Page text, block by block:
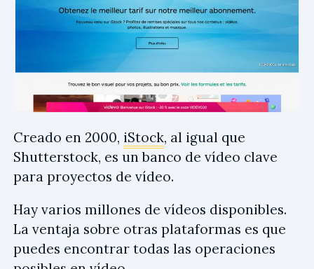
Creado en 2000, iStock, al igual que
Shutterstock, es un banco de vídeo clave
para proyectos de vídeo.
Hay varios millones de vídeos disponibles.
La ventaja sobre otras plataformas es que
puedes encontrar todas las operaciones